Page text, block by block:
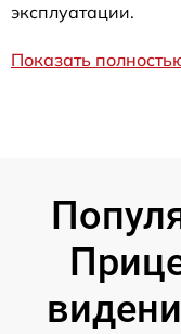
эксплуатации.
Показать